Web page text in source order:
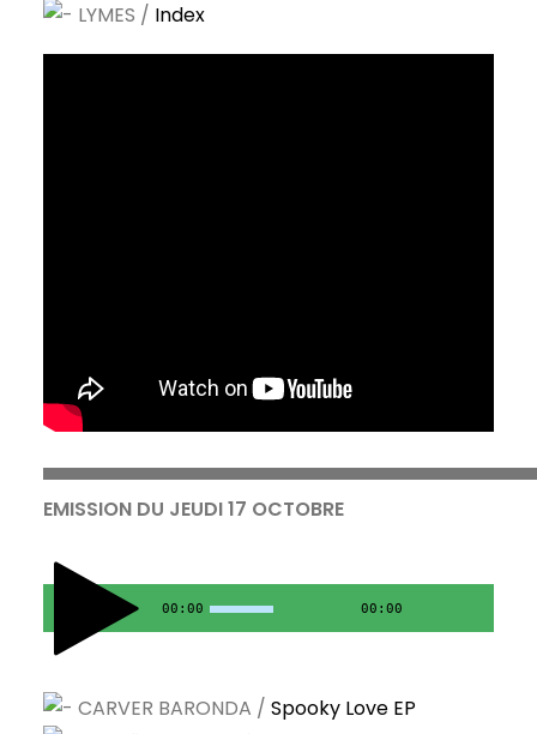
LYMES / Index
EMISSION DU JEUDI 17 OCTOBRE
00:00 00:00
CARVER BARONDA / Spooky Love EP